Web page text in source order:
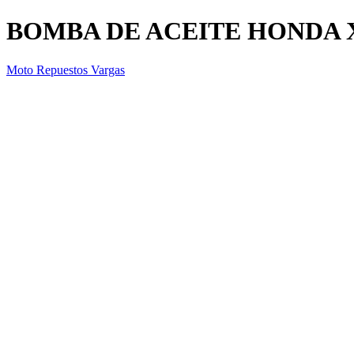
BOMBA DE ACEITE HONDA
Moto Repuestos Vargas